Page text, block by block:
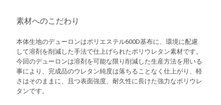
素材へのこだわり
本体生地のデューロンはポリエステル600D基布に、環境に配慮
して溶剤を削減した手法で仕上げられたポリウレタン素材です。
今回のデューロンは溶剤を可能な限り削減した生産方法を用いる
事により、完成品のウレタン純度は落ちることなく仕上がり、軽
さはそのままに、且つ表面強度、耐久性に長けた強力なポリウレ
タンです。